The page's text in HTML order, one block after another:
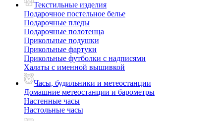
Текстильные изделия
Подарочное постельное белье
Подарочные пледы
Подарочные полотенца
Прикольные подушки
Прикольные фартуки
Прикольные футболки с надписями
Халаты с именной вышивкой
Часы, будильники и метеостанции
Домашние метеостанции и барометры
Настенные часы
Настольные часы